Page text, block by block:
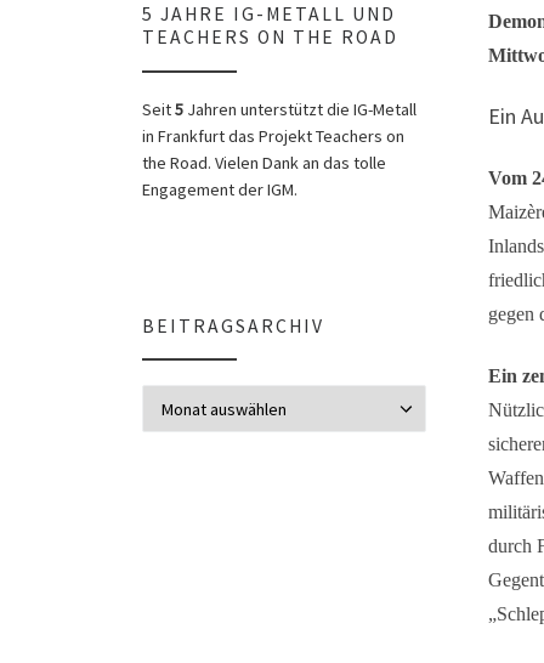
Ein
Vom
gegen
Ein
durch
5 JAHRE IG-METALL UND
TEACHERS ON THE ROAD
Seit5 Jahren unterstützt die IG-Metall
in Frankfurt das Projekt Teachers on
the Road. Vielen Dank an das tolle
Engagement der IGM.
BEITRAGSARCHIV